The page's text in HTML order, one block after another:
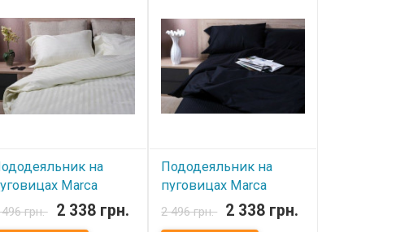
Ткань: сатин, 100% хлопок
Производитель: Marca
Marco Milano (Италия)
на
Marca
Milano Vanilla
Stripe 200х220 см
грн. 2 338 грн.
Пододеяльник на
пуговицах Marca
Marco Milano Black
Stripe 200х220 см
2 496 грн. 2 338 грн.